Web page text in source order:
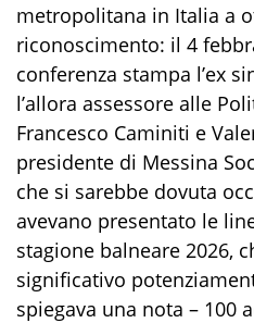
metropolitana in Italia a
riconoscimento: il 4
conferenza stampa l’ex
l’allora assessore alle
Francesco Caminiti e
presidente di Messina
che si sarebbe dovuta
avevano presentato le
stagione balneare 2026,
significativo
spiegava una nota – 100